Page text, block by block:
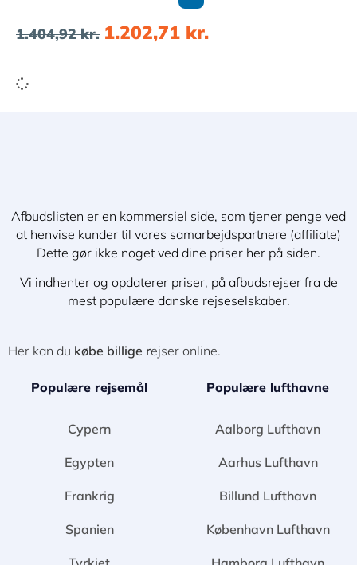
1.404,92kr. 1.202,71 kr.
Afbudslisten er en kommersiel side, som tjener penge ved
at henvise kunder til vores samarbejdspartnere (affiliate)
Dette gør ikke noget ved dine priser her på siden.
Vi indhenter og opdaterer priser, på afbudsrejser fra de
mest populære danske rejseselskaber.
Her kan du købe billige rejser online.
Populære rejsemål
Cypern
Egypten
Frankrig
Spanien
Populære lufthavne
Aalborg Lufthavn
Aarhus Lufthavn
Billund Lufthavn
København Lufthavn